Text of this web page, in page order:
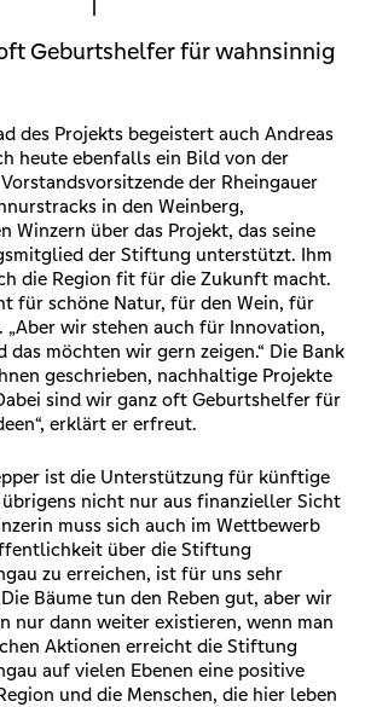
Geburtshelfer für wahnsinnig
des Projekts begeistert auch Andreas
heute ebenfalls ein Bild von der
der Rheingauer
in den Weinberg,
Winzern über das Projekt, das seine
der Stiftung unterstützt. Ihm
die Region fit für die Zukunft macht.
für schöne Natur, für den Wein, für
„Aber wir stehen auch für Innovation,
möchten wir gern zeigen.“ Die Bank
geschrieben, nachhaltige Projekte
sind wir ganz oft Geburtshelfer für
erklärt er erfreut.
ist die Unterstützung für künftige
nicht nur aus finanzieller Sicht
muss sich auch im Wettbewerb
über die Stiftung
zu erreichen, ist für uns sehr
Bäume tun den Reben gut, aber wir
nur dann weiter existieren, wenn man
Aktionen erreicht die Stiftung
auf vielen Ebenen eine positive
und die Menschen, die hier leben